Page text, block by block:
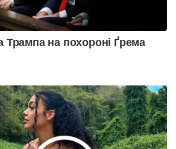
Трампа на похороні Ґрема